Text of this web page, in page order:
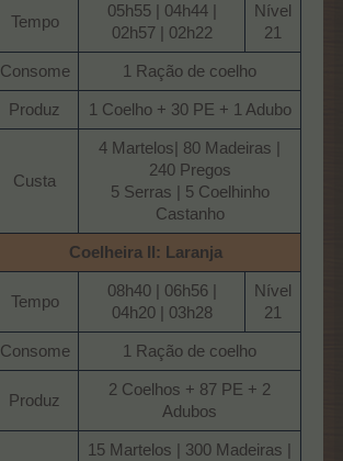
Tempo​
05h55 | 04h44 |
02h57 | 02h22​
Nível
21​
Consome​ 1 Ração de coelho​
Produz​ 1 Coelho + 30 PE + 1 Adubo​
Custa​
4 Martelos| 80 Madeiras |
240 Pregos
5 Serras | 5 Coelhinho
Castanho​
Coelheira II: Laranja
Tempo​
08h40 | 06h56 |
04h20 | 03h28​
Nível
21​
Consome​ 1 Ração de coelho​
Produz​
2 Coelhos + 87 PE + 2
Adubos​
15 Martelos | 300 Madeiras |